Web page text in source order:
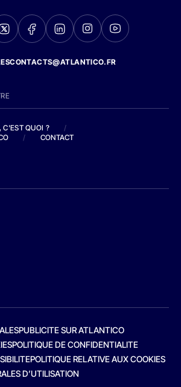
C'EST QUOI ?
/
/ CONTACT
PUBLICITE SUR ATLANTICO
POLITIQUE DE CONFIDENTIALITE
POLITIQUE RELATIVE AUX COOKIES
D’UTILISATION